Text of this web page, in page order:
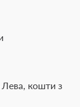
кошти з